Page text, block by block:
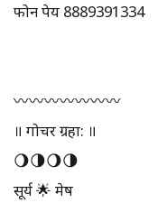
फोन पेय 8889391334
〰️〰️〰️〰️〰️〰️〰️
॥ गोचर ग्रहा: ॥
🌖🌗🌖🌗
सूर्य 🌟 मेष